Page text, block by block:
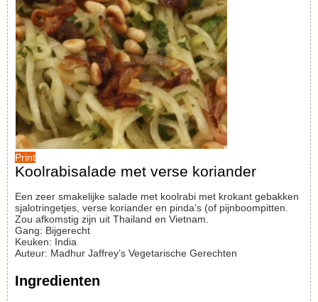
Print
Koolrabisalade met verse koriander
Een zeer smakelijke salade met koolrabi met krokant gebakken
sjalotringetjes, verse koriander en pinda’s (of pijnboompitten.
Zou afkomstig zijn uit Thailand en Vietnam.
Gang: Bijgerecht
Keuken: India
Auteur: Madhur Jaffrey’s Vegetarische Gerechten
Ingredienten